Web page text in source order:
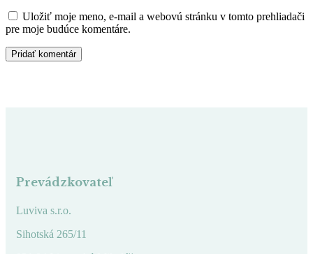
Uložiť moje meno, e-mail a webovú stránku v tomto prehliadači
pre moje budúce komentáre.
Prevádzkovateľ
Luviva s.r.o.
Sihotská 265/11